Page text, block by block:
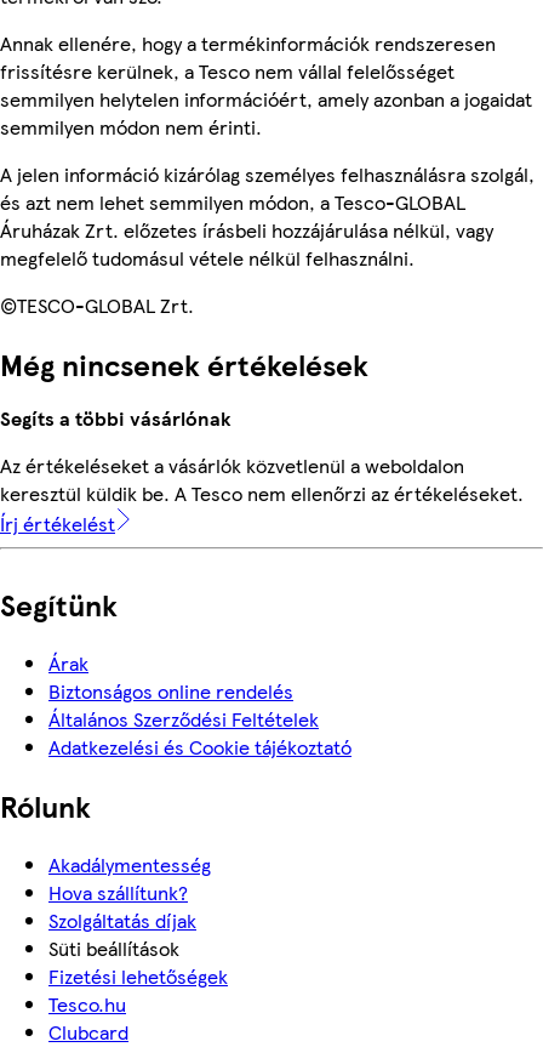
Annak ellenére, hogy a termékinformációk rendszeresen
frissítésre kerülnek, a Tesco nem vállal felelősséget
semmilyen helytelen információért, amely azonban a jogaidat
semmilyen módon nem érinti.
A jelen információ kizárólag személyes felhasználásra szolgál,
és azt nem lehet semmilyen módon, a Tesco-GLOBAL
Áruházak Zrt. előzetes írásbeli hozzájárulása nélkül, vagy
megfelelő tudomásul vétele nélkül felhasználni.
©TESCO-GLOBAL Zrt.
Még nincsenek értékelések
Segíts a többi vásárlónak
Az értékeléseket a vásárlók közvetlenül a weboldalon
keresztül küldik be. A Tesco nem ellenőrzi az értékeléseket.
Írj értékelést
Segítünk
Árak
Biztonságos online rendelés
Általános Szerződési Feltételek
Adatkezelési és Cookie tájékoztató
Rólunk
Akadálymentesség
Hova szállítunk?
Szolgáltatás díjak
Süti beállítások
Fizetési lehetőségek
Tesco.hu
Clubcard